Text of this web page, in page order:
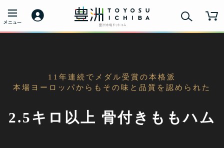
11年連続でメダル受賞の本格派
本場ヨーロッパからもその味と品質を認められた
2.5キロ以上 骨付きももハム